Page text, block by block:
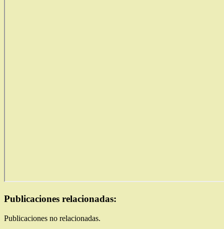
Publicaciones relacionadas:
Publicaciones no relacionadas.